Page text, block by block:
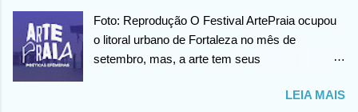
da sua saúde.
Foto: Reprodução O Festival ArtePraia ocupou
o litoral urbano de Fortaleza no mês de
setembro, mas, a arte tem seus
Nesta quinta-feira (07), o festival vai lançar o
LEIA MAIS